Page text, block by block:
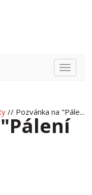
Hlavní
// Pozvánka na "Pále...